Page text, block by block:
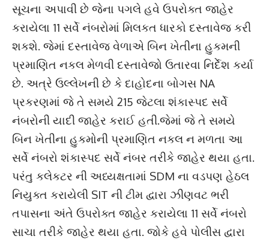
સૂચના અપાવી છે જેના પગલે હવે ઉપરોક્ત જાહેર
કરાયેલા 11 સર્વે નંબરોમાં મિલકત ધારકો દસ્તાવેજ કરી
શકશે. જેમાં દસ્તાવેજ વેળાએ બિન ખેતીના હુકમની
પ્રમાણિત નકલ મેળવી દસ્તાવેજો ઉતારવા નિર્દેશ કર્યા
છે. અત્રે ઉલ્લેખની છે કે દાહોદના બોગસ NA
પ્રકરણમાં જે તે સમયે 215 જેટલા શંકાસ્પદ સર્વે
નંબરોની યાદી જાહેર કરાઈ હતી.જેમાં જે તે સમયે
બિન ખેતીના હુકમોની પ્રમાણિત નકલ ન મળતા આ
સર્વે નંબરો શંકાસ્પદ સર્વે નંબર તરીકે જાહેર થયા હતા.
પરંતુ કલેકટર ની અધ્યક્ષતામાં SDM ના વડપણ હેઠલ
નિયુક્ત કરાયેલી SIT ની ટીમ દ્વારા ઝીણવટ ભરી
તપાસના અંતે ઉપરોક્ત જાહેર કરાયેલા 11 સર્વે નંબરો
સાચા તરીકે જાહેર થયા હતા. જોકે હવે પોલીસ દ્વારા